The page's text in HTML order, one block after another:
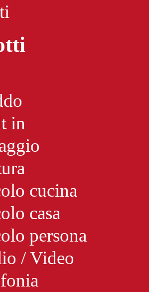
in
cucina
casa
persona
/ Video